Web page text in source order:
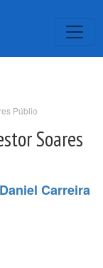
Públio
Soares
Daniel Carreira